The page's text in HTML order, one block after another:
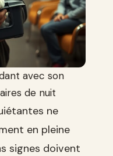
avec son
de nuit
ne
en pleine
signes doivent